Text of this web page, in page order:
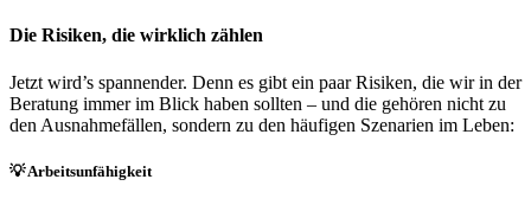
Die Risiken, die wirklich zählen
Jetzt wird’s spannender. Denn es gibt ein paar Risiken, die wir in der
Beratung immer im Blick haben sollten – und die gehören nicht zu
den Ausnahmefällen, sondern zu den häufigen Szenarien im Leben:
💡 Arbeitsunfähigkeit